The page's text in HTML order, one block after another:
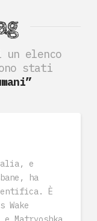
elenco
stati
e
ha
È
Wake